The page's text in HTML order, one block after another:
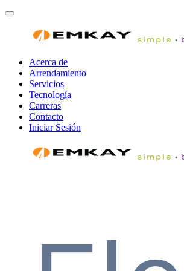
Acerca de
Arrendamiento
Servicios
Tecnología
Carreras
Contacto
Iniciar Sesión